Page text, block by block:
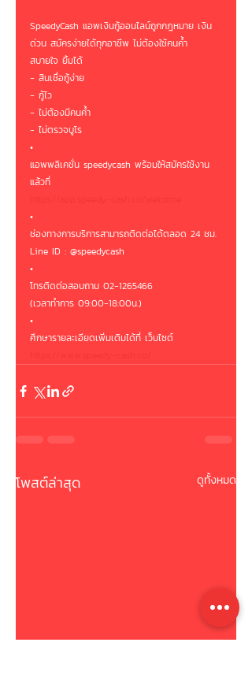
SpeedyCash แอพเงินกู้ออนไลน์ถูกกฎหมาย เงิน
ด่วน สมัครง่ายได้ทุกอาชีพ ไม่ต้องใช้คนค้ำ
สบายใจ ยิ้มได้
- สินเชื่อกู้ง่าย
- กู้ไว
- ไม่ต้องมีคนค้ำ
- ไม่ตรวจบูโร
•
แอพพลิเคชั่น speedycash พร้อมให้สมัครใช้งาน
แล้วที่
•
ช่องทางการบริการสามารถติดต่อได้ตลอด 24 ชม.
Line ID : @speedycash
•
โทรติดต่อสอบถาม 02-1265466
(เวลาทำการ 09:00-18:00น.)
•
ศึกษารายละเอียดเพิ่มเติมได้ที่ เว็บไซต์
โพสต์ล่าสุด ดูทั้งหมด